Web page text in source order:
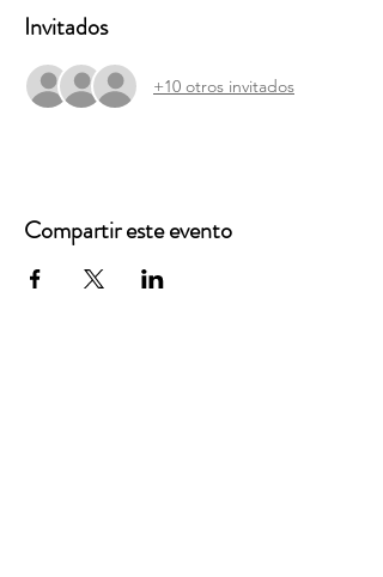
Invitados
+10 otros invitados
Compartir este evento